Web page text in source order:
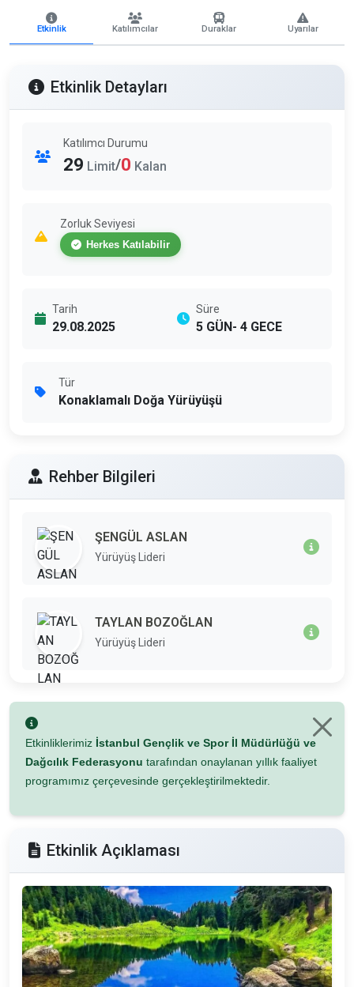
Etkinlik Katılımcılar Duraklar Uyarılar
Etkinlik Detayları
Katılımcı Durumu
29 Limit/0 Kalan
Zorluk Seviyesi
Herkes Katılabilir
Tarih
29.08.2025
Süre
5 GÜN- 4 GECE
Tür
Konaklamalı Doğa Yürüyüşü
Rehber Bilgileri
ŞENGÜL ASLAN
Yürüyüş Lideri
TAYLAN BOZOĞLAN
Yürüyüş Lideri
Etkinliklerimiz İstanbul Gençlik ve Spor İl Müdürlüğü ve
Dağcılık Federasyonu tarafından onaylanan yıllık faaliyet
programımız çerçevesinde gerçekleştirilmektedir.
Etkinlik Açıklaması